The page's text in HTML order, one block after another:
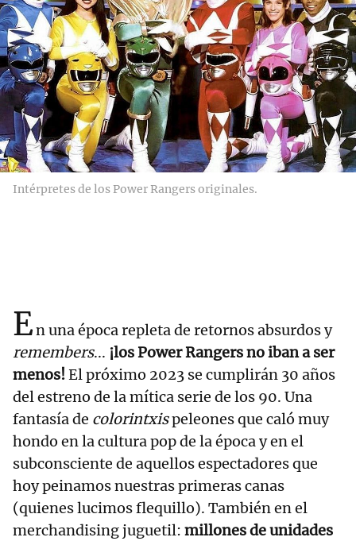
Intérpretes de los Power Rangers originales.
En una época repleta de retornos absurdos y
remembers... ¡los Power Rangers no iban a ser
menos!El próximo 2023 se cumplirán 30 años
del estreno de la mítica serie de los 90. Una
fantasía de colorintxispeleones que caló muy
hondo en la cultura pop de la época y en el
subconsciente de aquellos espectadores que
hoy peinamos nuestras primeras canas
(quienes lucimos flequillo). También en el
merchandising juguetil: millones de unidades